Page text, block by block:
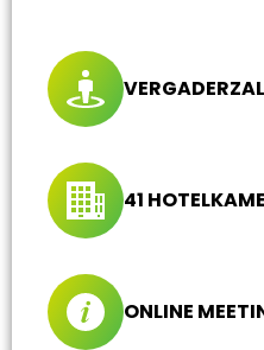
41
ONLINE